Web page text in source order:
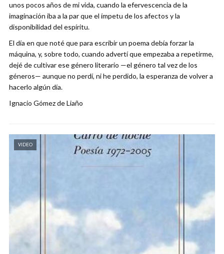
unos pocos años de mi vida, cuando la efervescencia de la
imaginación iba a la par que el ímpetu de los afectos y la
disponibilidad del espíritu.
El día en que noté que para escribir un poema debía forzar la
máquina, y, sobre todo, cuando advertí que empezaba a repetirme,
dejé de cultivar ese género literario —el género tal vez de los
géneros— aunque no perdí, ni he perdido, la esperanza de volver a
hacerlo algún día.
Ignacio Gómez de Liaño
VIDEO